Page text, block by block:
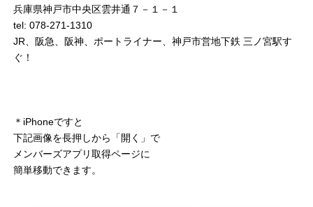
兵庫県神戸市中央区雲井通７－１－１
tel: 078-271-1310
JR、阪急、阪神、ポートライナー、神戸市営地下鉄 三ノ宮駅す
ぐ！
＊iPhoneですと
下記画像を長押しから「開く」で
メンバーズアプリ取得ページに
簡単移動できます。